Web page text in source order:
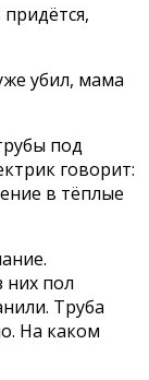
убил, мама
под
говорит:
в тёплые
них пол
Труба
На каком